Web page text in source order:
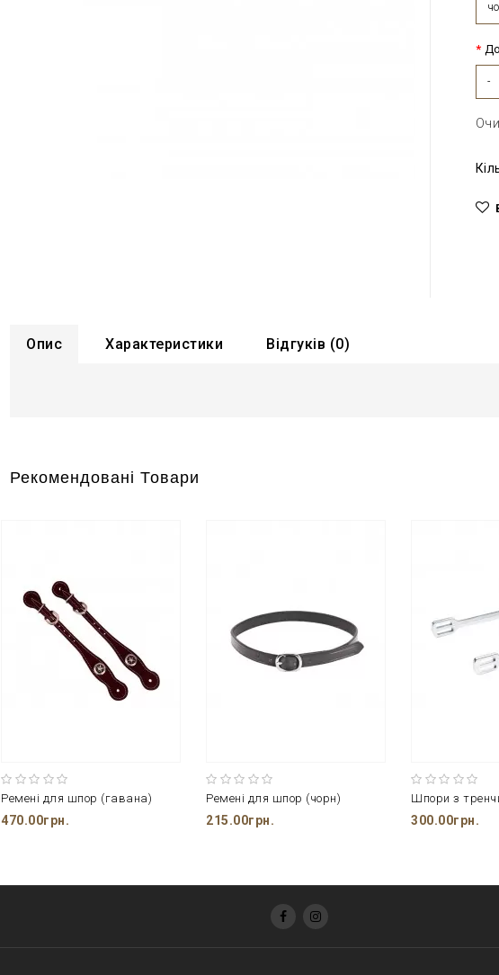
-
Опис Характеристики Відгуків (0)
Рекомендовані Товари
Ремені для шпор (гавана)
470.00грн.
Ремені для шпор (чорн)
215.00грн.
Шпори з
300.00грн.